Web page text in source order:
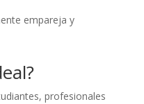
empareja y
profesionales